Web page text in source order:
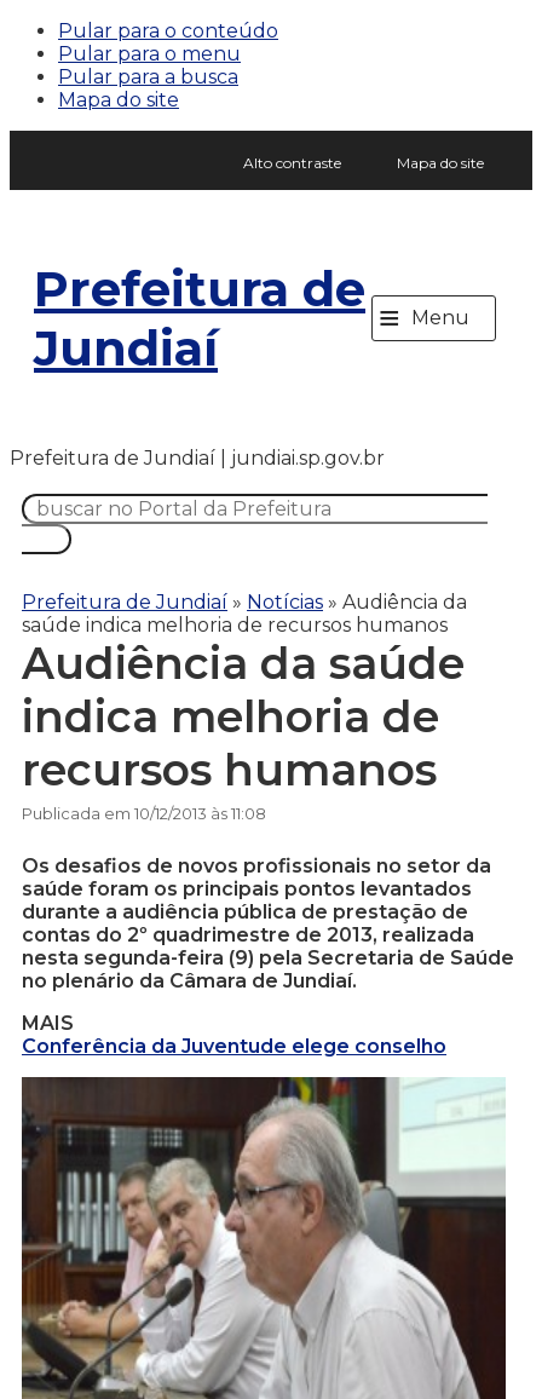
Pular para o conteúdo
Pular para o menu
Pular para a busca
Mapa do site
Alto contraste Mapa do site
Prefeitura de
Jundiaí
≡ Menu
Prefeitura de Jundiaí | jundiai.sp.gov.br
Prefeitura de Jundiaí » Notícias » Audiência da
saúde indica melhoria de recursos humanos
Audiência da saúde
indica melhoria de
recursos humanos
Publicada em 10/12/2013 às 11:08
Os desafios de novos profissionais no setor da
saúde foram os principais pontos levantados
durante a audiência pública de prestação de
contas do 2º quadrimestre de 2013, realizada
nesta segunda-feira (9) pela Secretaria de Saúde
no plenário da Câmara de Jundiaí.
MAIS
Conferência da Juventude elege conselho